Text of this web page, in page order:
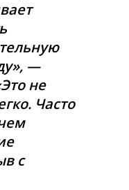
—
не
Часто
с